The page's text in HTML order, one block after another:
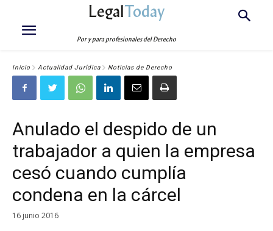
LegalToday
Por y para profesionales del Derecho
Inicio Actualidad Jurídica Noticias de Derecho
Anulado el despido de un
trabajador a quien la empresa
cesó cuando cumplía
condena en la cárcel
16 junio 2016